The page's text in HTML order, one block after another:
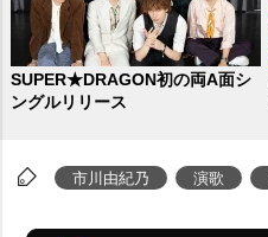
SUPER★DRAGON初の両A面シ
ングルリリース
市川由紀乃 演歌